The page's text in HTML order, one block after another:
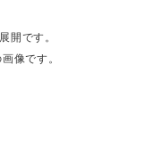
開です。
像です。